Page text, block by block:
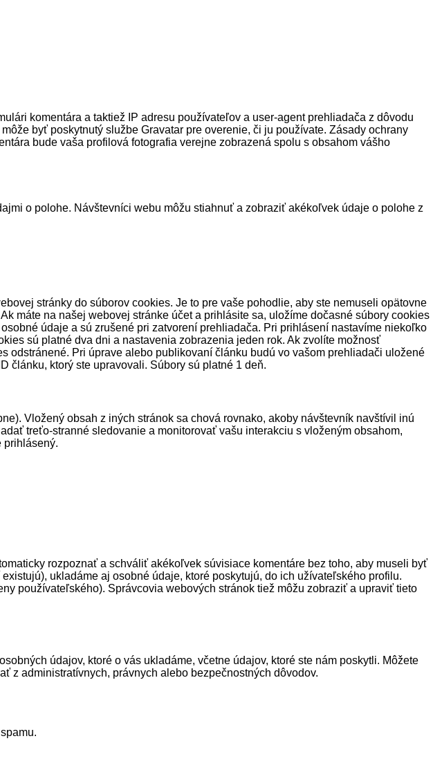
komentára a taktiež IP adresu používateľov a user-agent prehliadača z dôvodu
byť poskytnutý službe Gravatar pre overenie, či ju používate. Zásady ochrany
bude vaša profilová fotografia verejne zobrazená spolu s obsahom vášho
o polohe. Návštevníci webu môžu stiahnuť a zobraziť akékoľvek údaje o polohe z
stránky do súborov cookies. Je to pre vaše pohodlie, aby ste nemuseli opätovne
máte na našej webovej stránke účet a prihlásite sa, uložíme dočasné súbory cookies
údaje a sú zrušené pri zatvorení prehliadača. Pri prihlásení nastavíme niekoľko
sú platné dva dni a nastavenia zobrazenia jeden rok. Ak zvolíte možnosť
odstránené. Pri úprave alebo publikovaní článku budú vo vašom prehliadači uložené
článku, ktorý ste upravovali. Súbory sú platné 1 deň.
Vložený obsah z iných stránok sa chová rovnako, akoby návštevník navštívil inú
treťo-stranné sledovanie a monitorovať vašu interakciu s vloženým obsahom,
prihlásený.
rozpoznať a schváliť akékoľvek súvisiace komentáre bez toho, aby museli byť
ukladáme aj osobné údaje, ktoré poskytujú, do ich užívateľského profilu.
používateľského). Správcovia webových stránok tiež môžu zobraziť a upraviť tieto
údajov, ktoré o vás ukladáme, včetne údajov, ktoré ste nám poskytli. Môžete
z administratívnych, právnych alebo bezpečnostných dôvodov.